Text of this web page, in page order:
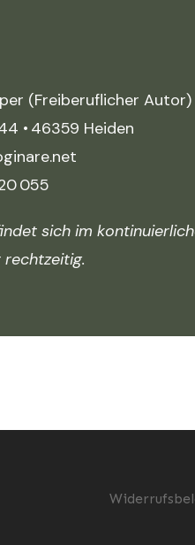
(Freiberuflicher Autor)
• 46359 Heiden
055
sich im